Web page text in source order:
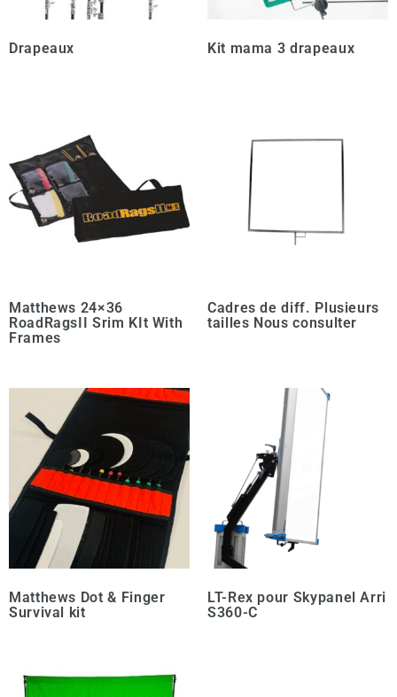
Drapeaux Kit mama 3 drapeaux
Matthews 24×36
RoadRagsII Srim KIt With
Frames
Cadres de diff. Plusieurs
tailles Nous consulter
Matthews Dot & Finger
Survival kit
LT-Rex pour Skypanel Arri
S360-C